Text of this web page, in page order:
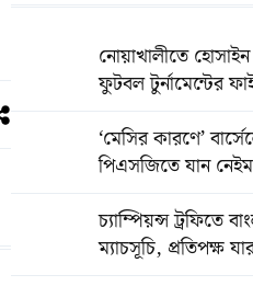
নোয়াখালীতে
ফুটবল টুর্নামেন্টের
‘মেসির কারণে’
পিএসজিতে যান
চ্যাম্পিয়ন্স ট্রফিতে
ম্যাচসূচি, প্রতিপক্ষ